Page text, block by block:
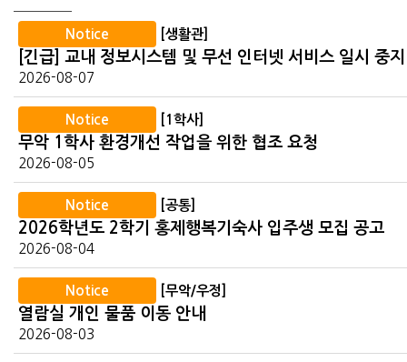
Notice [생활관]
2026-08-07
Notice [1학사]
무악 1학사 환경개선 작업을 위한 협조 요청
2026-08-05
Notice [공통]
2026학년도 2학기 홍제행복기숙사 입주생 모집 공고
2026-08-04
Notice [무악/우정]
열람실 개인 물품 이동 안내
2026-08-03